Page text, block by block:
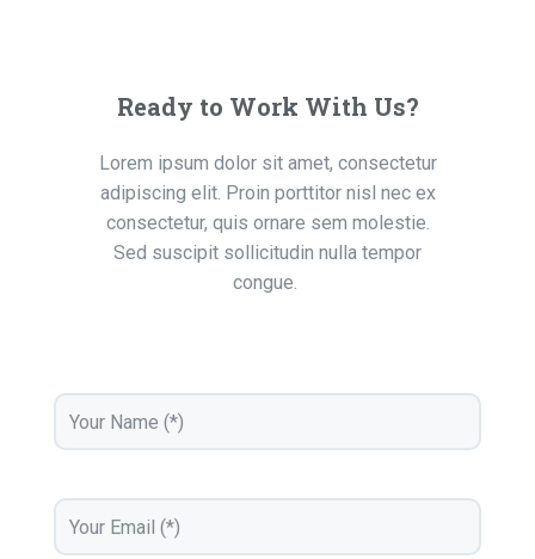
Ready to Work With Us?
Lorem ipsum dolor sit amet, consectetur
adipiscing elit. Proin porttitor nisl nec ex
consectetur, quis ornare sem molestie.
Sed suscipit sollicitudin nulla tempor
congue.